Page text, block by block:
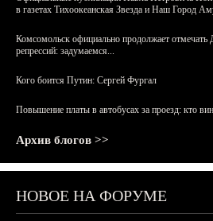
в газетах Тихоокеанская Звезда и Наш Город
Комсомольск официально продолжает отмечать
репрессий: задумаемся...
Кого боится Путин: Сергей Фургал
Повышение платы в автобусах за проезд: кто
Архив блогов >>
НОВОЕ НА ФОРУМЕ